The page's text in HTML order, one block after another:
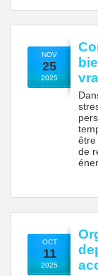
NOV
25
2025
être
de
OCT
11
2025